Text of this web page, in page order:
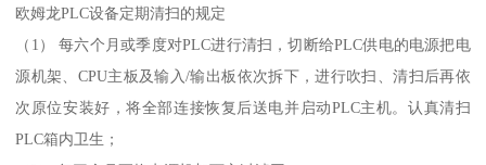
欧姆龙PLC设备定期清扫的规定
（1） 每六个月或季度对PLC进行清扫，切断给PLC供电的电源把电
源机架、CPU主板及输入/输出板依次拆下，进行吹扫、清扫后再依
次原位安装好，将全部连接恢复后送电并启动PLC主机。认真清扫
PLC箱内卫生；